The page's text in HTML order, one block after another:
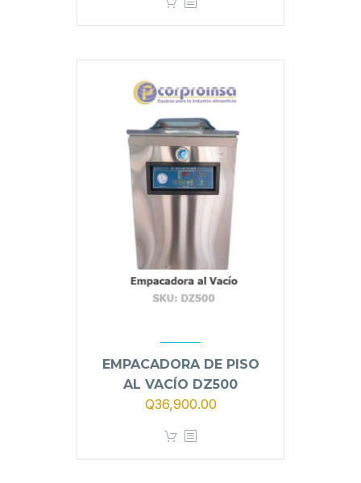
EMPACADORA DE PISO
AL VACÍO DZ500
Q36,900.00